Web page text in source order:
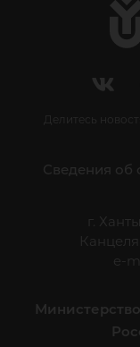
Делитесь
Сведения об
г.
e-